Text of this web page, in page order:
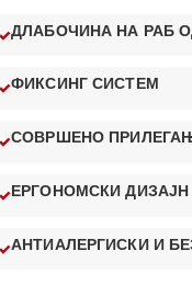
ДЛАБОЧИНА НА РАБ
ФИКСИНГ СИСТЕМ
СОВРШЕНО
ЕРГОНОМСКИ ДИЗАЈН
АНТИАЛЕРГИСКИ И